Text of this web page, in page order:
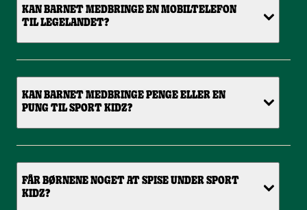
KAN BARNET MEDBRINGE EN MOBILTELEFON
TIL LEGELANDET?
KAN BARNET MEDBRINGE PENGE ELLER EN
PUNG TIL SPORT KIDZ?
FÅR BØRNENE NOGET AT SPISE UNDER SPORT
KIDZ?